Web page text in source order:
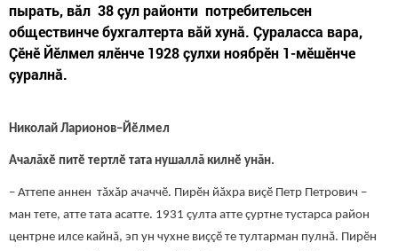
пырать, вăл 38 çул районти потребительсен
обществинче бухгалтерта вăй хунă. Çураласса вара,
Çӗнӗ Йӗлмел ялӗнче 1928 çулхи ноябрӗн 1-мӗшӗнче
çуралнă.
Николай Ларионов–Йӗлмел
Ачалăхӗ питӗ тертлӗ тата нушаллă килнӗ унăн.
– Аттепе аннен тăхăр ачаччӗ. Пирӗн йăхра виçӗ Петр Петрович –
ман тете, атте тата асатте. 1931 çулта атте çуртне тустарса район
центрне илсе кайнă, эп ун чухне виççӗ те тултарман пулнă. Пирӗн